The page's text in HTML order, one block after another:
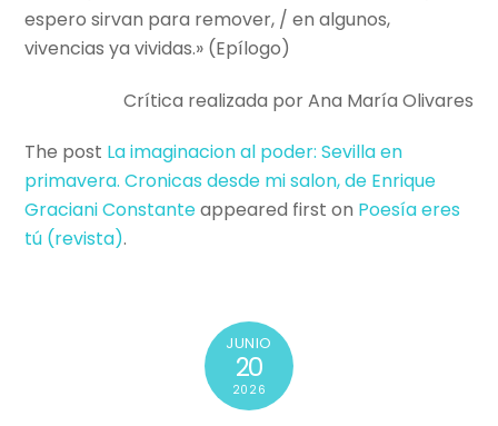
espero sirvan para remover, / en algunos,
vivencias ya vividas.» (Epílogo)
Crítica realizada por Ana María Olivares
The post La imaginacion al poder: Sevilla en
primavera. Cronicas desde mi salon, de Enrique
Graciani Constanteappeared first on Poesí­a eres
tú (revista).
JUNIO
20
2026